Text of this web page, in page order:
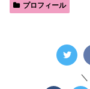
プロフィール